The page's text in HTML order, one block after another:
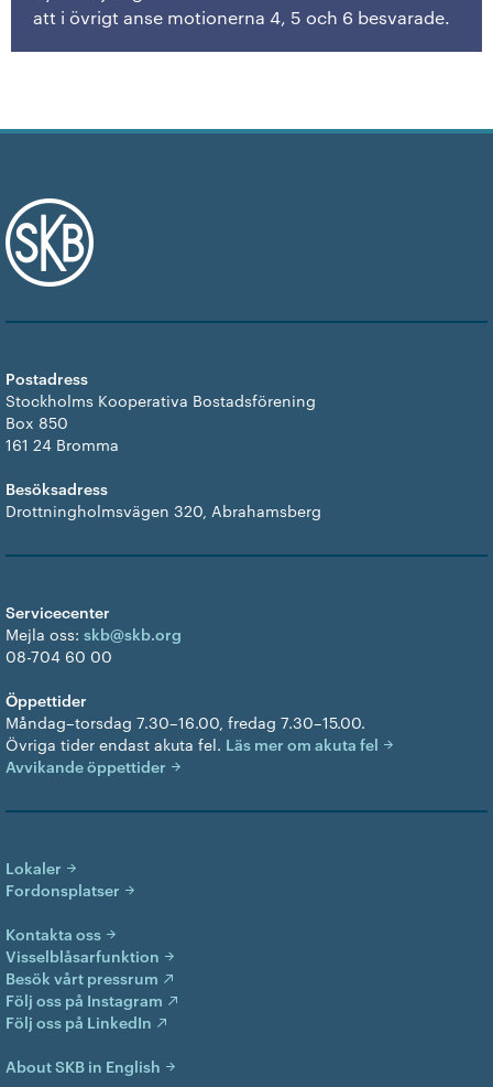
att i övrigt anse motionerna 4, 5 och 6 besvarade.
Postadress
Stockholms Kooperativa Bostadsförening
Box 850
161 24 Bromma
Besöksadress
Drottningholmsvägen 320, Abrahamsberg
Servicecenter
Mejla oss: skb@skb.org
08-704 60 00
Öppettider
Måndag–torsdag 7.30–16.00, fredag 7.30–15.00.
Övriga tider endast akuta fel. Läs mer om akuta fel
Avvikande öppettider
Lokaler
Fordonsplatser
Kontakta oss
Visselblåsarfunktion
Besök vårt pressrum
Följ oss på Instagram
Följ oss på LinkedIn
About SKB in English